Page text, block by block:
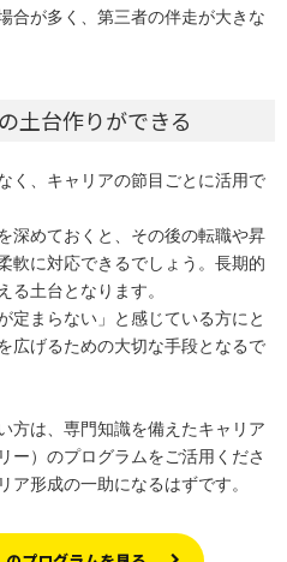
合が多く、第三者の伴走が大きな
土台作りができる
く、キャリアの節目ごとに活用で
深めておくと、その後の転職や昇
軟に対応できるでしょう。長期的
る土台となります。
定まらない」と感じている方にと
広げるための大切な手段となるで
方は、専門知識を備えたキャリア
ー）のプログラムをご活用くださ
形成の一助になるはずです。